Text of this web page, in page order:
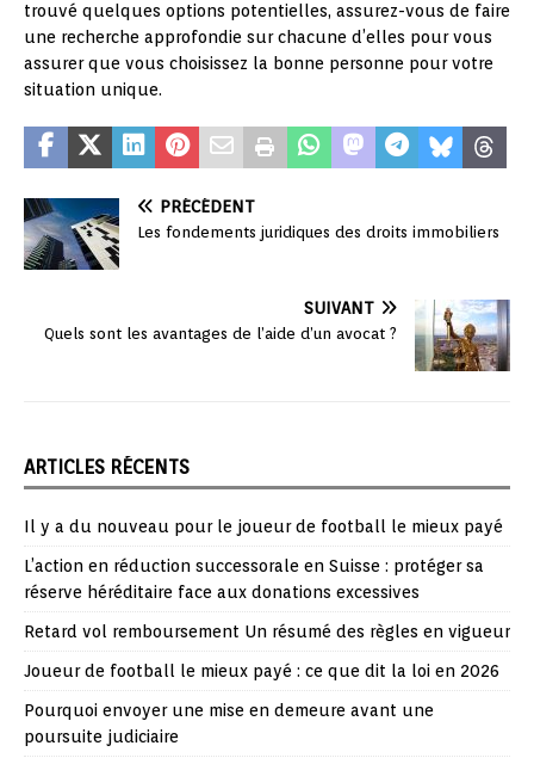
trouvé quelques options potentielles, assurez-vous de faire
une recherche approfondie sur chacune d’elles pour vous
assurer que vous choisissez la bonne personne pour votre
situation unique.
PRÉCÉDENT
Les fondements juridiques des droits immobiliers
SUIVANT
Quels sont les avantages de l’aide d’un avocat ?
ARTICLES RÉCENTS
Il y a du nouveau pour le joueur de football le mieux payé
L’action en réduction successorale en Suisse : protéger sa
réserve héréditaire face aux donations excessives
Retard vol remboursement Un résumé des règles en vigueur
Joueur de football le mieux payé : ce que dit la loi en 2026
Pourquoi envoyer une mise en demeure avant une
poursuite judiciaire